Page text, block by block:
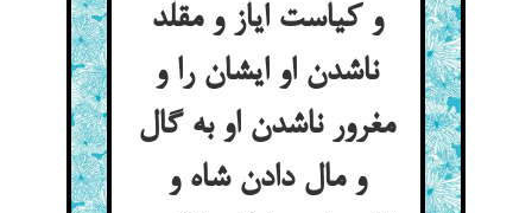
و کیاست ایاز و مقلد
ناشدن او ایشان را و
مغرور ناشدن او به گال
و مال دادن شاه و